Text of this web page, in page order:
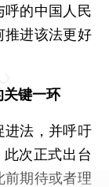
呼的中国人民
推进该法更好
关键一环
进法，并呼吁
此次正式出台
前期待或者理